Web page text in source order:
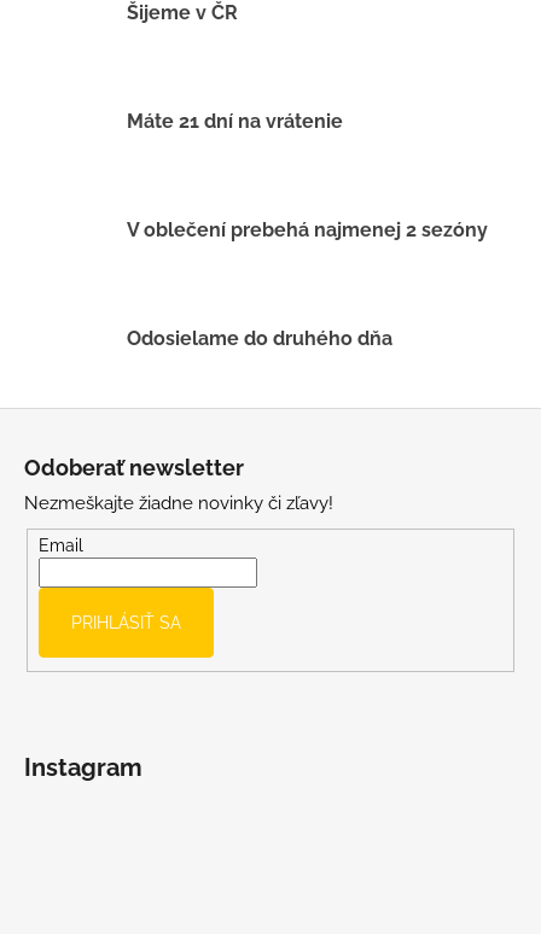
i
v
ý
s
Šijeme v ČR
Máte 21 dní na vrátenie
V oblečení prebehá najmenej 2 sezóny
Odosielame do druhého dňa
Odoberať newsletter
Nezmeškajte žiadne novinky či zľavy!
Email
PRIHLÁSIŤ SA
Instagram